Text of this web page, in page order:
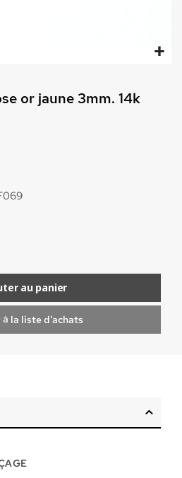
or jaune 3mm. 14k
au panier
la liste d'achats